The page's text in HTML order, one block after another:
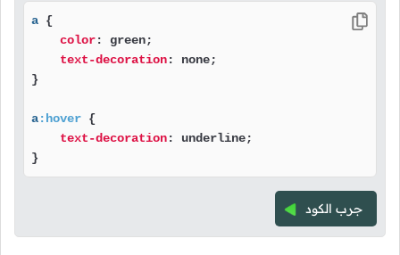
a {
color: green;
text-decoration: none;
}
a:hover {
text-decoration: underline;
}
جرب الكود